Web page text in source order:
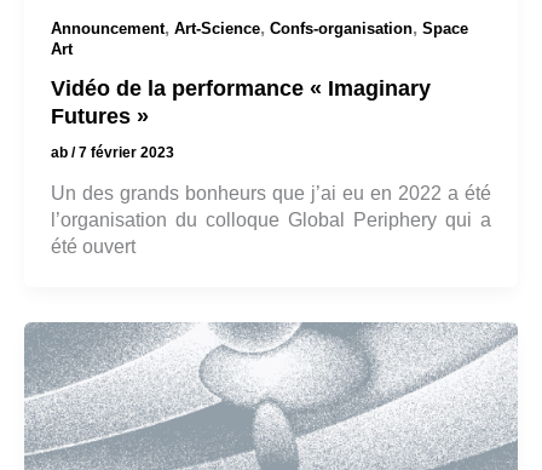
Announcement, Art-Science, Confs-organisation, Space
Art
Vidéo de la performance « Imaginary
Futures »
ab /7 février 2023
Un des grands bonheurs que j’ai eu en 2022 a été
l’organisation du colloque Global Periphery qui a
été ouvert